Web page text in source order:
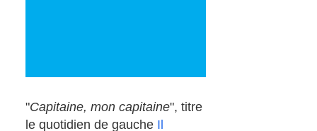
"Capitaine, mon capitaine", titre
le quotidien de gauche Il